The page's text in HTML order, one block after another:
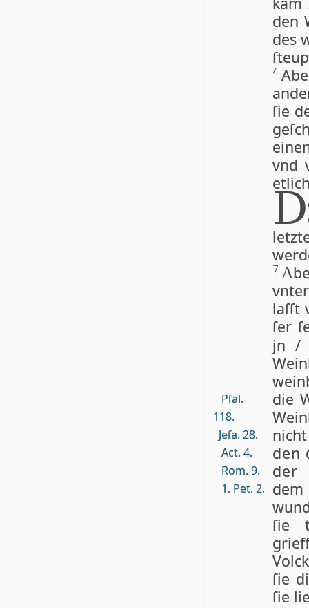
den
des
4
ſie
vnd
Pſal.
118.
Jeſa. 28.
Act. 4.
Rom. 9.
1. Pet. 2.
D
7 A
ſer
jn /
die
den
der
dem
ſie
ſie
ſie